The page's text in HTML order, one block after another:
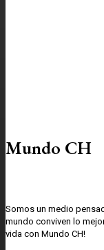
Mundo CH
Somos un medio
mundo conviven lo
vida con Mundo CH!